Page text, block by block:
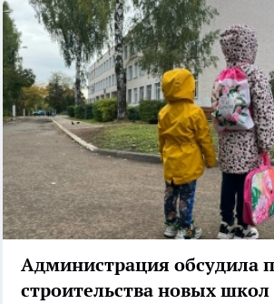
Администрация обсудила
строительства новых школ